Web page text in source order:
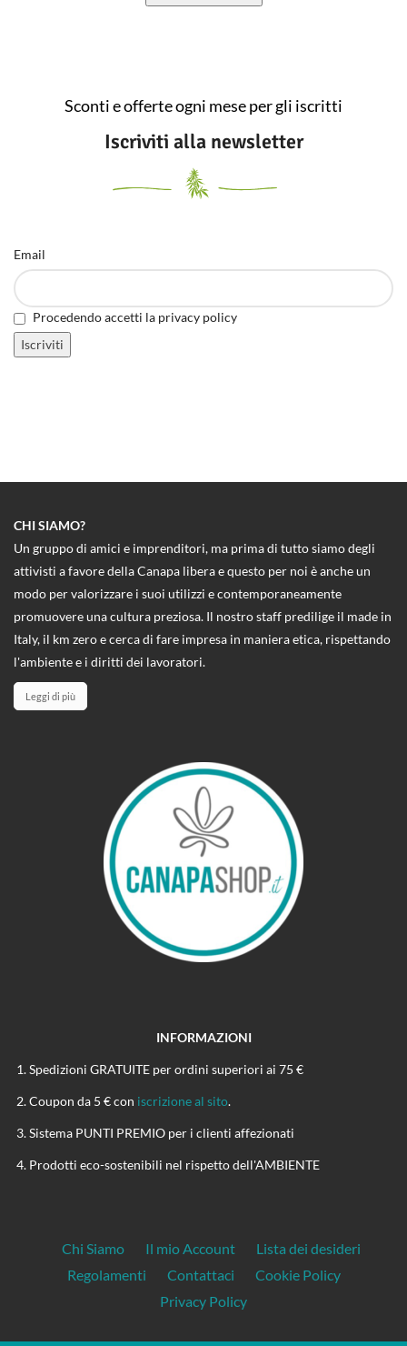
Sconti e offerte ogni mese per gli iscritti
Iscriviti alla newsletter
Email
Procedendo accetti la privacy policy
CHI SIAMO?
Un gruppo di amici e imprenditori, ma prima di tutto siamo degli
attivisti a favore della Canapa libera e questo per noi è anche un
modo per valorizzare i suoi utilizzi e contemporaneamente
promuovere una cultura preziosa. Il nostro staff predilige il made in
Italy, il km zero e cerca di fare impresa in maniera etica, rispettando
l'ambiente e i diritti dei lavoratori.
Leggi di più
INFORMAZIONI
Spedizioni GRATUITE per ordini superiori ai 75 €
Coupon da 5 € con iscrizione al sito.
Sistema PUNTI PREMIO per i clienti affezionati
Prodotti eco-sostenibili nel rispetto dell'AMBIENTE
Chi Siamo Il mio Account
Lista dei desideri
Regolamenti
Contattaci
Cookie Policy
Privacy Policy